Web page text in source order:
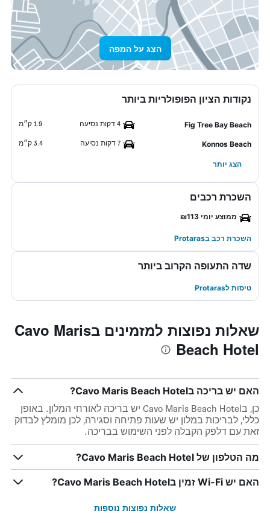
הצג על המפה
נקודות הציון הפופולריות ביותר
Fig Tree Bay Beach 4 דקות נסיעה 1.9 ק״מ
Konnos Beach 7 דקות נסיעה 3.4 ק״מ
הצג יותר
השכרת רכבים
ממוצע יומי ₪113
השכרת רכב בProtaras
שדה התעופה הקרוב ביותר
טיסות לProtaras
שאלות נפוצות למזמינים בCavo Maris
Beach Hotel
האם יש בריכה בCavo Maris Beach Hotel?
כן, בCavo Maris Beach Hotel יש בריכה לאורחי המלון. באופן
כללי, לבריכות במלון יש שעות פתיחה וסגירה, לכן מומלץ לבדוק
זאת עם דלפק הקבלה לפני השימוש בבריכה.
מה הטלפון של Cavo Maris Beach Hotel?
האם יש Wi-Fi זמין בCavo Maris Beach Hotel?
שאלות נפוצות נוספות